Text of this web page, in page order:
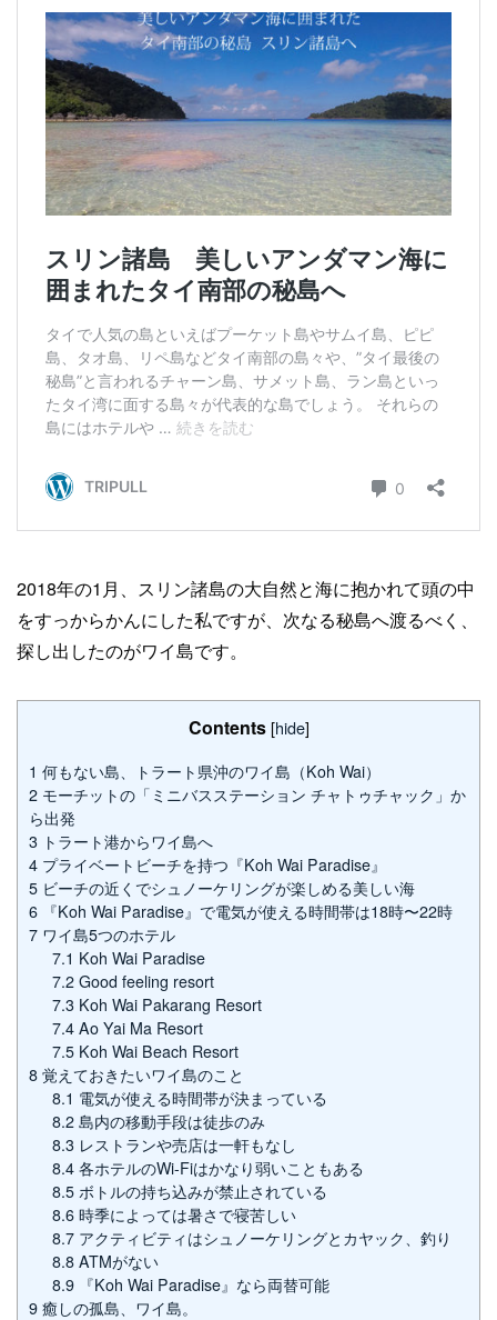
2018年の1月、スリン諸島の大自然と海に抱かれて頭の中
をすっからかんにした私ですが、次なる秘島へ渡るべく、
探し出したのがワイ島です。
Contents [hide]
1 何もない島、トラート県沖のワイ島（Koh Wai）
2 モーチットの「ミニバスステーション チャトゥチャック」か
ら出発
3 トラート港からワイ島へ
4 プライベートビーチを持つ『Koh Wai Paradise』
5 ビーチの近くでシュノーケリングが楽しめる美しい海
6 『Koh Wai Paradise』で電気が使える時間帯は18時〜22時
7 ワイ島5つのホテル
7.1 Koh Wai Paradise
7.2 Good feeling resort
7.3 Koh Wai Pakarang Resort‎
7.4 Ao Yai Ma Resort
7.5 Koh Wai Beach Resort
8 覚えておきたいワイ島のこと
8.1 電気が使える時間帯が決まっている
8.2 島内の移動手段は徒歩のみ
8.3 レストランや売店は一軒もなし
8.4 各ホテルのWi-Fiはかなり弱いこともある
8.5 ボトルの持ち込みが禁止されている
8.6 時季によっては暑さで寝苦しい
8.7 アクティビティはシュノーケリングとカヤック、釣り
8.8 ATMがない
8.9 『Koh Wai Paradise』なら両替可能
9 癒しの孤島、ワイ島。